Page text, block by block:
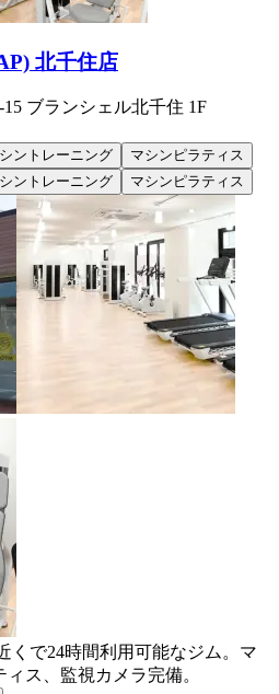
北千住店
ブランシェル北千住 1F
ントレーニング
マシンピラティス
ントレーニング マシンピラティス
くで24時間利用可能なジム。マ
ス、監視カメラ完備。